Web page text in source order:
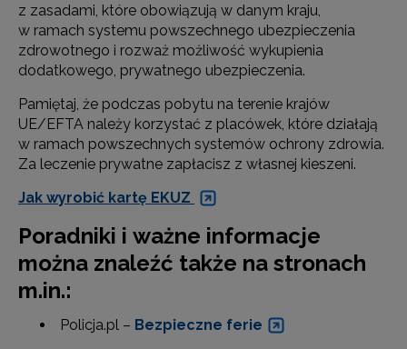
z zasadami, które obowiązują w danym kraju,
w ramach systemu powszechnego ubezpieczenia
zdrowotnego i rozważ możliwość wykupienia
dodatkowego, prywatnego ubezpieczenia.
Pamiętaj, że podczas pobytu na terenie krajów
UE/EFTA należy korzystać z placówek, które działają
w ramach powszechnych systemów ochrony zdrowia.
Za leczenie prywatne zapłacisz z własnej kieszeni.
Jak wyrobić kartę EKUZ
Poradniki i ważne informacje
można znaleźć także na stronach
m.in.:
Policja.pl – Bezpieczne ferie